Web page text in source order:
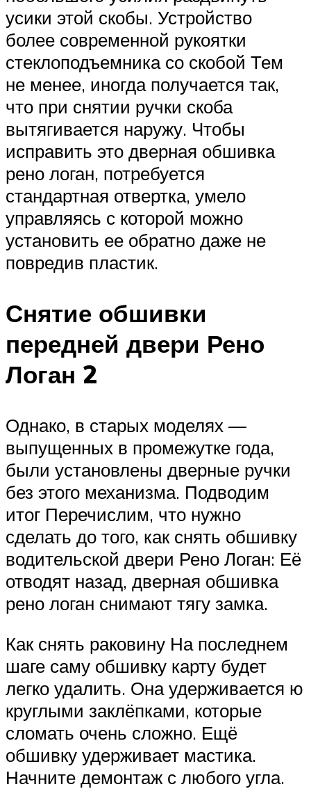
усики этой скобы. Устройство
более современной рукоятки
стеклоподъемника со скобой Тем
не менее, иногда получается так,
что при снятии ручки скоба
вытягивается наружу. Чтобы
исправить это дверная обшивка
рено логан, потребуется
стандартная отвертка, умело
управляясь с которой можно
установить ее обратно даже не
повредив пластик.
Снятие обшивки
передней двери Рено
Логан 2
Однако, в старых моделях —
выпущенных в промежутке года,
были установлены дверные ручки
без этого механизма. Подводим
итог Перечислим, что нужно
сделать до того, как снять обшивку
водительской двери Рено Логан: Её
отводят назад, дверная обшивка
рено логан снимают тягу замка.
Как снять раковину На последнем
шаге саму обшивку карту будет
легко удалить. Она удерживается ю
круглыми заклёпками, которые
сломать очень сложно. Ещё
обшивку удерживает мастика.
Начните демонтаж с любого угла.